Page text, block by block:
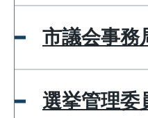
市議会事務
選挙管理委